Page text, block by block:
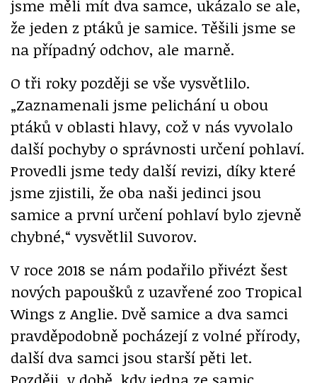
jsme měli mít dva samce, ukázalo se ale,
že jeden z ptáků je samice. Těšili jsme se
na případný odchov, ale marně.
O tři roky později se vše vysvětlilo.
„Zaznamenali jsme pelichání u obou
ptáků v oblasti hlavy, což v nás vyvolalo
další pochyby o správnosti určení pohlaví.
Provedli jsme tedy další revizi, díky které
jsme zjistili, že oba naši jedinci jsou
samice a první určení pohlaví bylo zjevně
chybné,“ vysvětlil Suvorov.
V roce 2018 se nám podařilo přivézt šest
nových papoušků z uzavřené zoo Tropical
Wings z Anglie. Dvě samice a dva samci
pravděpodobně pocházejí z volné přírody,
další dva samci jsou starší pěti let.